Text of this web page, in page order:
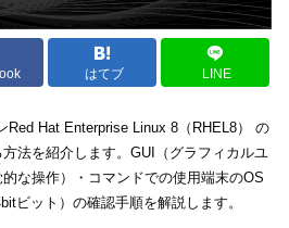
はてブ LINE
Red Hat Enterprise Linux 8（RHEL8） の
法を紹介します。GUI（グラフィカルユ
な操作）・コマンドでの使用端末のOS
ビット）の確認手順を解説します。